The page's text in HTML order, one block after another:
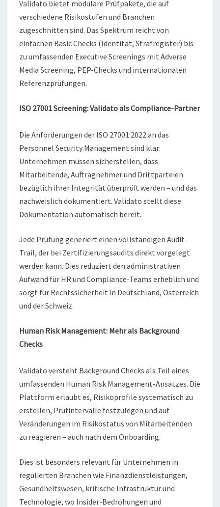
Validato bietet modulare Prüfpakete, die auf
verschiedene Risikostufen und Branchen
zugeschnitten sind. Das Spektrum reicht von
einfachen Basic Checks (Identität, Strafregister) bis
zu umfassenden Executive Screenings mit Adverse
Media Screening, PEP-Checks und internationalen
Referenzprüfungen.
ISO 27001 Screening: Validato als Compliance-Partner
Die Anforderungen der ISO 27001:2022 an das
Personnel Security Management sind klar:
Unternehmen müssen sicherstellen, dass
Mitarbeitende, Auftragnehmer und Drittparteien
bezüglich ihrer Integrität überprüft werden – und das
nachweislich dokumentiert. Validato stellt diese
Dokumentation automatisch bereit.
Jede Prüfung generiert einen vollständigen Audit-
Trail, der bei Zertifizierungsaudits direkt vorgelegt
werden kann. Dies reduziert den administrativen
Aufwand für HR und Compliance-Teams erheblich und
sorgt für Rechtssicherheit in Deutschland, Österreich
und der Schweiz.
Human Risk Management: Mehr als Background
Checks
Validato versteht Background Checks als Teil eines
umfassenden Human Risk Management-Ansatzes. Die
Plattform erlaubt es, Risikoprofile systematisch zu
erstellen, Prüfintervalle festzulegen und auf
Veränderungen im Risikostatus von Mitarbeitenden
zu reagieren – auch nach dem Onboarding.
Dies ist besonders relevant für Unternehmen in
regulierten Branchen wie Finanzdienstleistungen,
Gesundheitswesen, kritische Infrastruktur und
Technologie, wo Insider-Bedrohungen und